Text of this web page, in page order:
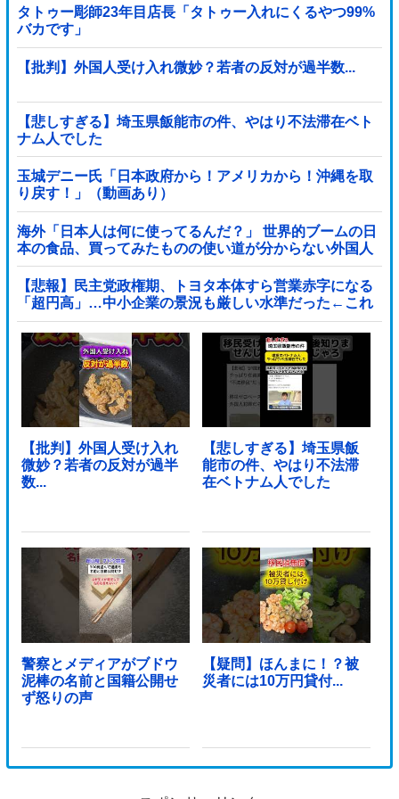
タトゥー彫師23年目店長「タトゥー入れにくるやつ99%
バカです」
【批判】外国人受け入れ微妙？若者の反対が過半数...
【悲しすぎる】埼玉県飯能市の件、やはり不法滞在ベト
ナム人でした
玉城デニー氏「日本政府から！アメリカから！沖縄を取
り戻す！」（動画あり）
海外「日本人は何に使ってるんだ？」 世界的ブームの日
本の食品、買ってみたものの使い道が分からない外国人
が続出
【悲報】民主党政権期、トヨタ本体すら営業赤字になる
「超円高」…中小企業の景況も厳しい水準だった←これ
エグいよな他
【批判】外国人受け入れ
微妙？若者の反対が過半
数...
【悲しすぎる】埼玉県飯
能市の件、やはり不法滞
在ベトナム人でした
警察とメディアがブドウ
泥棒の名前と国籍公開せ
ず怒りの声
【疑問】ほんまに！？被
災者には10万円貸付...